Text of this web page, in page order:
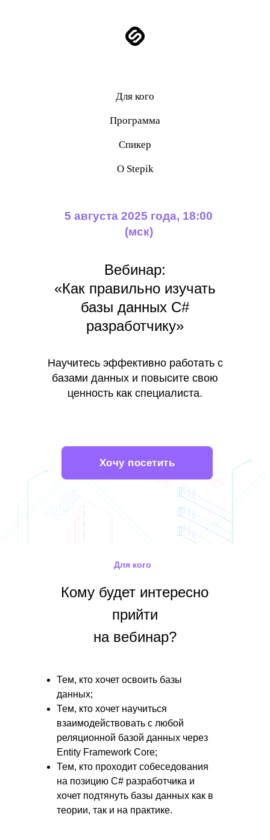
Для кого
Программа
Спикер
О Stepik
Вебинар:
«Как правильно изучать
базы данных C#
разработчику»
Научитесь эффективно работать с
базами данных и повысите свою
ценность как специалиста.
Хочу посетить
5 августа 2025 года, 18:00
(мск)
Кому будет интересно
прийти
на вебинар?
Для кого
Тем, кто хочет освоить базы
данных;
Тем, кто хочет научиться
взаимодействовать с любой
реляционной базой данных через
Entity Framework Core;
Тем, кто проходит собеседования
на позицию C# разработчика и
хочет подтянуть базы данных как в
теории, так и на практике.